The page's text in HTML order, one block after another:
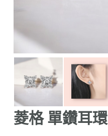
菱格 單鑽耳環